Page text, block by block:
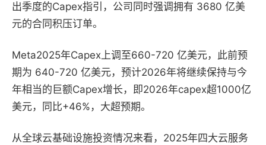
出季度的Capex指引，公司同时强调拥有 3680 亿美
元的合同积压订单。
Meta2025年Capex上调至660-720 亿美元，此前预
期为 640-720 亿美元，预计2026年将继续保持与今
年相当的巨额Capex增长，即2026年capex超1000亿
美元，同比+46%，大超预期。
从全球云基础设施投资情况来看，2025年四大云服务